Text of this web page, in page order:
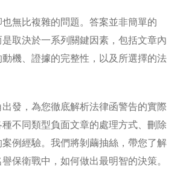
無比複雜的問題。答案並非簡單的
是取決於一系列關鍵因素，包括文章內
機、證據的完整性，以及所選擇的法
發，為您徹底解析法律函警告的實際
不同類型負面文章的處理方式、刪除
例經驗。我們將剝繭抽絲，帶您了解
保衛戰中，如何做出最明智的決策。